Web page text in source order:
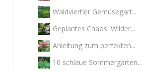
Waldviertler Gemüsegart...
Geplantes Chaos: Wilder...
Anleitung zum perfekten...
10 schlaue Sommergarten...